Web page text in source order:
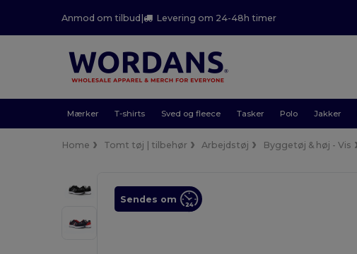
Anmod om tilbud| Levering om 24-48h timer
Mærker T-shirts Sved og fleece Tasker Polo Jakker
Home Tomt tøj | tilbehør Arbejdstøj Byggetøj & høj - Vis
Sendes om